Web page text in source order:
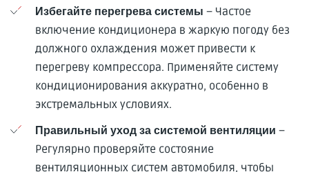
Избегайте перегрева системы – Частое
включение кондиционера в жаркую погоду без
должного охлаждения может привести к
перегреву компрессора. Применяйте систему
кондиционирования аккуратно, особенно в
экстремальных условиях.
Правильный уход за системой вентиляции –
Регулярно проверяйте состояние
вентиляционных систем автомобиля, чтобы